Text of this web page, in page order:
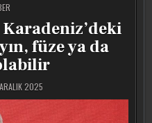
füze ya da
2025